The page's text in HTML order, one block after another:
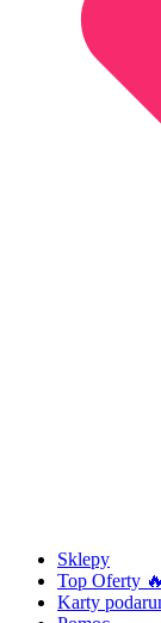
Sklepy
Top Oferty 🔥
Karty